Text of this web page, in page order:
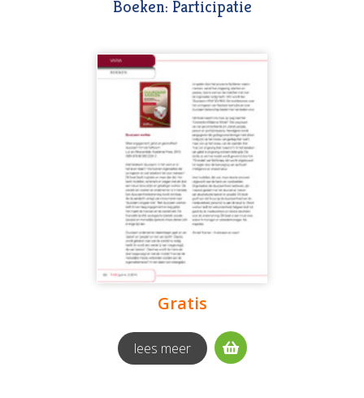
Boeken: Participatie
Gratis
lees meer